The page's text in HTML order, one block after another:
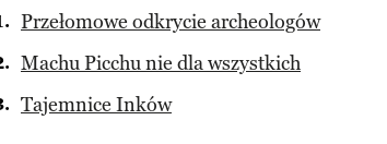
Przełomowe odkrycie archeologów
Machu Picchu nie dla wszystkich
Tajemnice Inków